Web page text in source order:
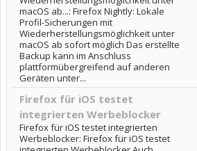
macOS ab...: Firefox Nightly: Lokale
Profil-Sicherungen mit
Wiederherstellungsmöglichkeit unter
macOS ab sofort möglich Das erstellte
Backup kann im Anschluss
plattformübergreifend auf anderen
Geräten unter...
Firefox für iOS testet
integrierten Werbeblocker
Firefox für iOS testet integrierten
Werbeblocker: Firefox für iOS testet